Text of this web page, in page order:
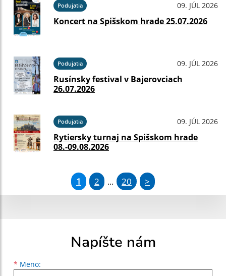
Podujatia 09. JÚL 2026
Koncert na Spišskom hrade 25.07.2026
Podujatia 09. JÚL 2026
Rusínsky festival v Bajerovciach
26.07.2026
Podujatia 09. JÚL 2026
Rytiersky turnaj na Spišskom hrade
08.-09.08.2026
1 2 ... 20 >
Napíšte nám
* Meno:
Meno
Priezvisko
E-mailová adresa